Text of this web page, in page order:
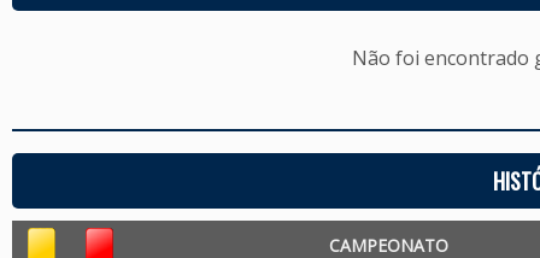
Não foi encontrado
CAMPEONATO